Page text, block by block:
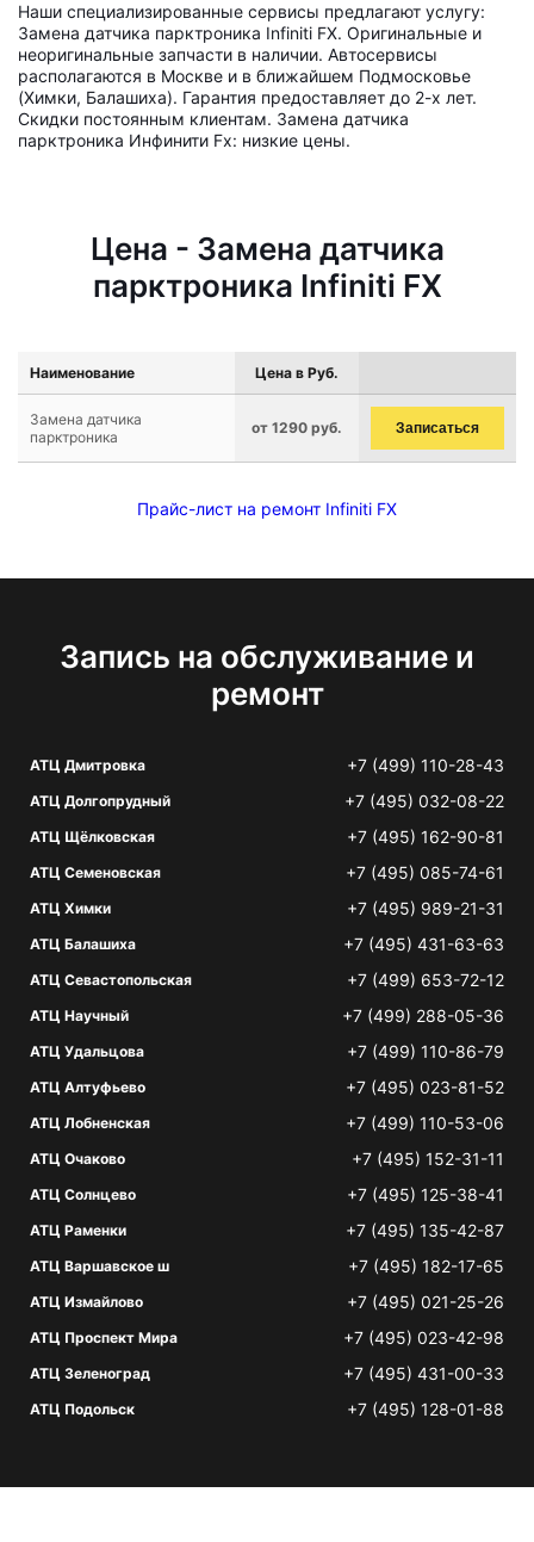
Наши специализированные сервисы предлагают услугу:
Замена датчика парктроника Infiniti FX. Оригинальные и
неоригинальные запчасти в наличии. Автосервисы
располагаются в Москве и в ближайшем Подмосковье
(Химки, Балашиха). Гарантия предоставляет до 2-х лет.
Скидки постоянным клиентам. Замена датчика
парктроника Инфинити Fx: низкие цены.
Цена - Замена датчика
парктроника Infiniti FX
Наименование Цена в Руб.
Замена датчика
парктроника
от 1290 руб. Записаться
Прайс-лист на ремонт Infiniti FX
Запись на обслуживание и
ремонт
АТЦ Дмитровка +7 (499) 110-28-43
АТЦ Долгопрудный +7 (495) 032-08-22
АТЦ Щёлковская +7 (495) 162-90-81
АТЦ Семеновская +7 (495) 085-74-61
АТЦ Химки +7 (495) 989-21-31
АТЦ Балашиха +7 (495) 431-63-63
АТЦ Севастопольская +7 (499) 653-72-12
АТЦ Научный +7 (499) 288-05-36
АТЦ Удальцова +7 (499) 110-86-79
АТЦ Алтуфьево +7 (495) 023-81-52
АТЦ Лобненская +7 (499) 110-53-06
АТЦ Очаково +7 (495) 152-31-11
АТЦ Солнцево +7 (495) 125-38-41
АТЦ Раменки +7 (495) 135-42-87
АТЦ Варшавское ш +7 (495) 182-17-65
АТЦ Измайлово +7 (495) 021-25-26
АТЦ Проспект Мира +7 (495) 023-42-98
АТЦ Зеленоград +7 (495) 431-00-33
АТЦ Подольск +7 (495) 128-01-88